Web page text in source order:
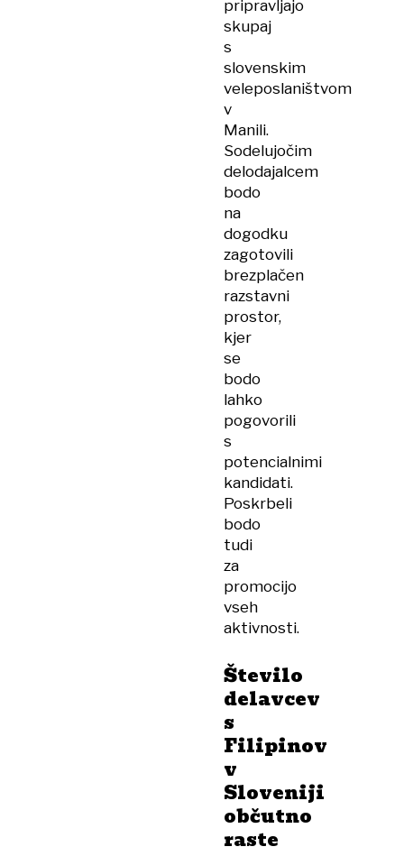
pripravljajo
skupaj
s
slovenskim
veleposlaništvom
v
Manili.
Sodelujočim
delodajalcem
bodo
na
dogodku
zagotovili
brezplačen
razstavni
prostor,
kjer
se
bodo
lahko
pogovorili
s
potencialnimi
kandidati.
Poskrbeli
bodo
tudi
za
promocijo
vseh
aktivnosti.
Število
delavcev
s
Filipinov
v
Sloveniji
občutno
raste